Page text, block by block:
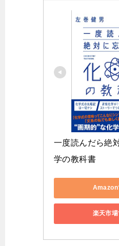
一度読んだら絶
学の教科書
Amazon
楽天市